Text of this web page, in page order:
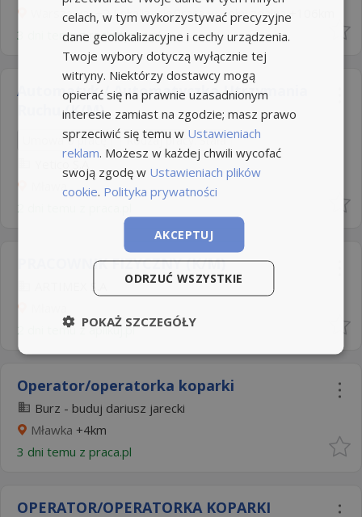
Warszawa, +2 LokalizacjePraca w pełni zdalna+106km
3 dni temu z rocketjobs.pl
Automatyk / Automatyczka Utrzymania
Ruchu (K/M)
Umowa o pracę Rodzaj pracy: Stała
Mława
2 dni temu z
PRACOWNIK FIZYCZNY (K/M)
ARTIMEX S.A
2 dni temu z aplikuj.pl
Operator/operatorka koparki
Burz - buduj dariusz jarecki
Mławka +4km
3 dni temu z praca.pl
OPERATOR/OPERATORKA KOPARKI
celach, w tym wykorzystywać precyzyjne
dane geolokalizacyjne i cechy urządzenia.
Twoje wybory dotyczą wyłącznie tej
witryny. Niektórzy dostawcy mogą
opierać się na prawnie uzasadnionym
interesie zamiast na zgodzie; masz prawo
sprzeciwić się temu w Ustawieniach
reklam. Możesz w każdej chwili wycofać
swoją zgodę w Ustawieniach plików
cookie. Polityka prywatności
AKCEPTUJ
ODRZUĆ WSZYSTKIE
POKAŻ SZCZEGÓŁY